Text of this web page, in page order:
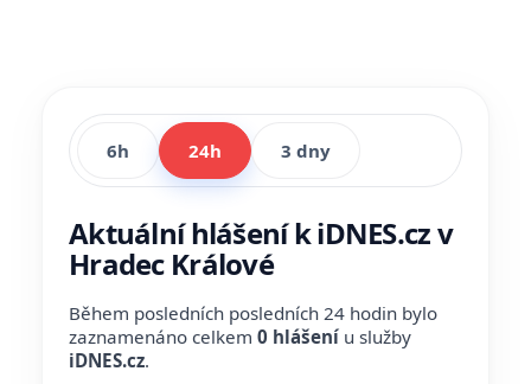
6h 24h 3 dny
Aktuální hlášení k iDNES.cz v
Hradec Králové
Během posledních posledních 24 hodin bylo
zaznamenáno celkem 0 hlášení u služby
iDNES.cz.